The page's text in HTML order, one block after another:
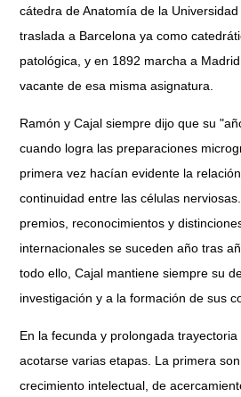
cátedra de Anatomía de la
traslada a Barcelona ya como
patológica, y en 1892 marcha a
vacante de esa misma asignatura.
Ramón y Cajal siempre dijo que su
cuando logra las preparaciones
primera vez hacían evidente la
continuidad entre las células
premios, reconocimientos y
internacionales se suceden año tras
todo ello, Cajal mantiene siempre su
investigación y a la formación de sus
En la fecunda y prolongada
acotarse varias etapas. La primera
crecimiento intelectual, de